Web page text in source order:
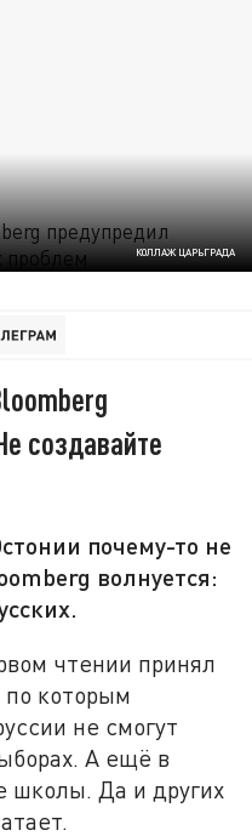
КОЛЛАЖ ЦАРЬГРАДА
создавайте
почему-то не
волнуется:
чтении принял
по которым
не смогут
А ещё в
школы. Да и других